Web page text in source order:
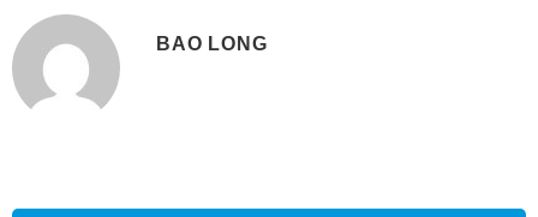
BAO LONG